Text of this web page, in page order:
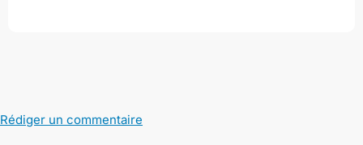
Rédiger un commentaire